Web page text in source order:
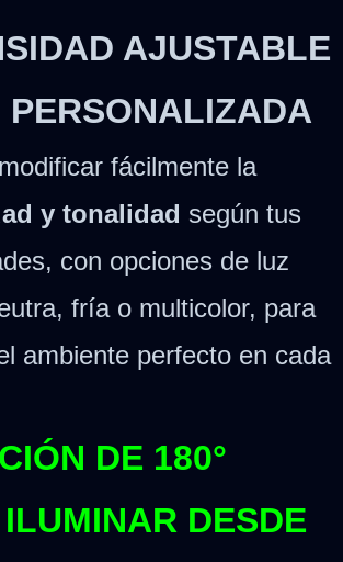
AJUSTABLE
PERSONALIZADA
fácilmente la
y tonalidad según tus
con opciones de luz
fría o multicolor, para
ambiente perfecto en cada
DE 180°
DESDE